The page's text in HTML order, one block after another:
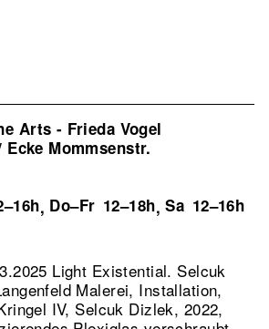
Arts - Frieda Vogel
Mommsenstr.
, Do–Fr 12–18h,Sa 12–16h
Light Existential. Selcuk
Malerei, Installation,
IV, Selcuk Dizlek, 2022,